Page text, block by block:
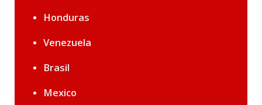
Honduras
Venezuela
Brasil
Mexico